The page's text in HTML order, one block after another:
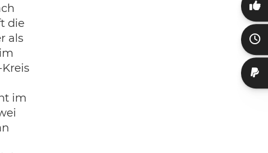
die
als
im